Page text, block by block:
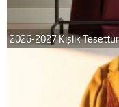
2026-2027 Kışlık